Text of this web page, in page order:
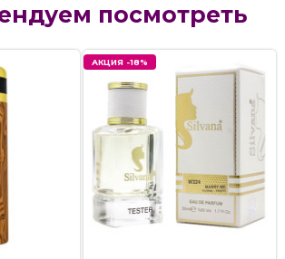
посмотреть
АКЦИЯ -18%